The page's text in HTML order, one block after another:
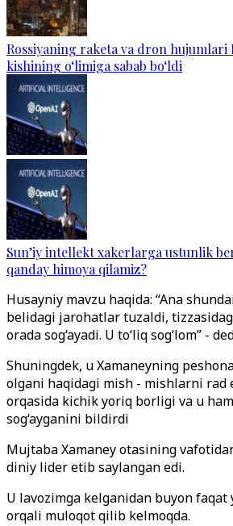
Rossiyaning raketa va dron hujumlari
kishining o‘limiga sabab bo‘ldi
Sun’iy intellekt xakerlarga ustunlik
qanday himoya qilamiz?
Husayniy mavzu haqida: “Ana
belidagi jarohatlar tuzaldi,
orada sog‘ayadi. U to‘liq sog‘lom” -
Shuningdek, u Xamaneyning
olgani haqidagi mish - mishlarni rad
orqasida kichik yoriq borligi va u
sog‘ayganini bildirdi
Mujtaba Xamaney otasining
diniy lider etib saylangan edi.
U lavozimga kelganidan buyon faqat
orqali muloqot qilib kelmoqda.